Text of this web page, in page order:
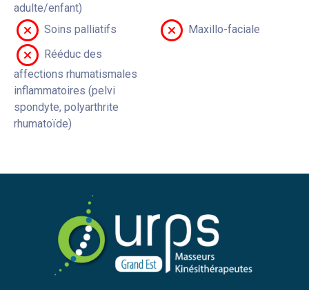
adulte/enfant)
Soins palliatifs
Maxillo-faciale
Rééduc des
affections rhumatismales
inflammatoires (pelvi
spondyte, polyarthrite
rhumatoïde)